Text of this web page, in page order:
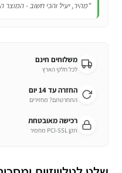
"מהיר, יעיל והכי חשוב - המוצר
משלוחים חינם
לכל חלקי הארץ
החזרה עד 14 יום
התחרטתם? מחזירים
רכישה מאובטחת
תקן PCI-SSL מחמיר